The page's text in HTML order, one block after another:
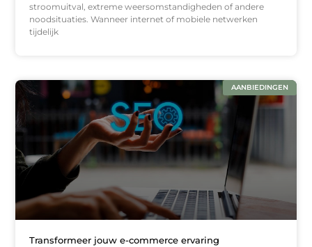
stroomuitval, extreme weersomstandigheden of andere
noodsituaties. Wanneer internet of mobiele netwerken
tijdelijk
AANBIEDINGEN
Transformeer jouw e-commerce ervaring